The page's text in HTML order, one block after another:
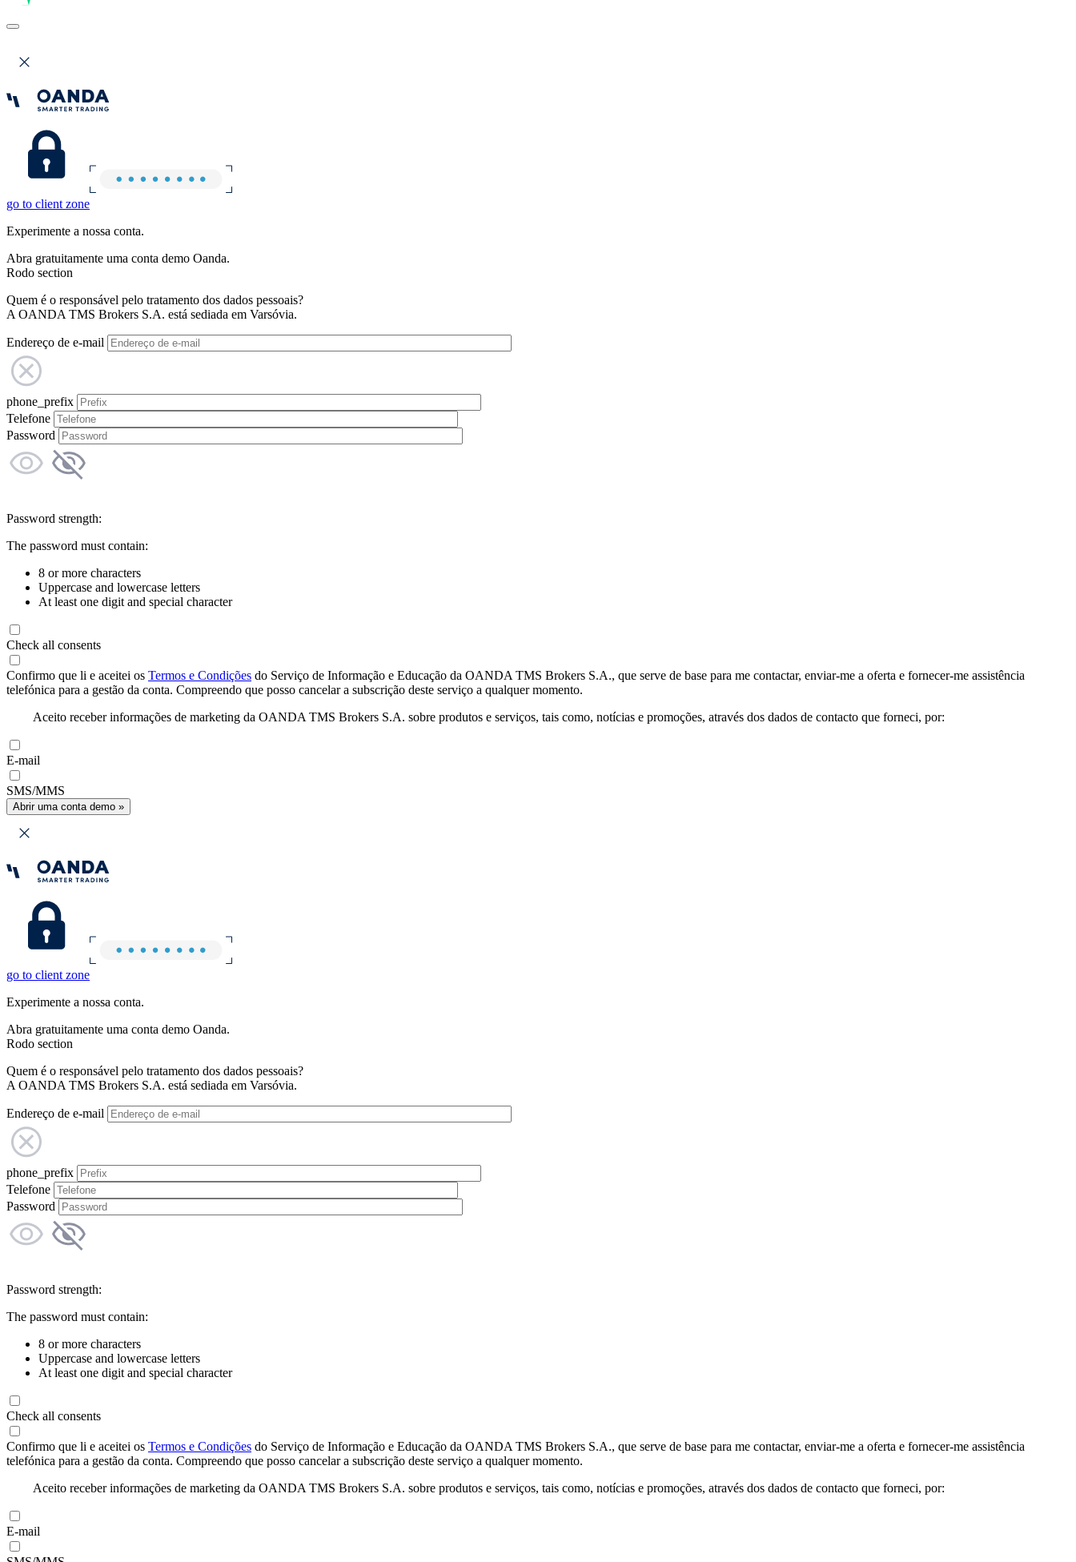
go to client zone
Experimente a nossa conta.
Abra gratuitamente uma conta demo Oanda.
Rodo section
Quem é o responsável pelo tratamento dos dados pessoais?
A OANDA TMS Brokers S.A. está sediada em Varsóvia.
Endereço de e-mail
phone_prefix
Telefone
Password
Password strength:
The password must contain:
8 or more characters
Uppercase and lowercase letters
At least one digit and special character
Check all consents
Confirmo que li e aceitei os Termos e Condições do Serviço de Informação e Educação da OANDA TMS Brokers S.A., que serve de base para me contactar, enviar-me a oferta e fornecer-me assistência
telefónica para a gestão da conta. Compreendo que posso cancelar a subscrição deste serviço a qualquer momento.
Aceito receber informações de marketing da OANDA TMS Brokers S.A. sobre produtos e serviços, tais como, notícias e promoções, através dos dados de contacto que forneci, por:
E-mail
SMS/MMS
Abrir uma conta demo »
go to client zone
Experimente a nossa conta.
Abra gratuitamente uma conta demo Oanda.
Rodo section
Quem é o responsável pelo tratamento dos dados pessoais?
A OANDA TMS Brokers S.A. está sediada em Varsóvia.
Endereço de e-mail
phone_prefix
Telefone
Password
Password strength:
The password must contain:
8 or more characters
Uppercase and lowercase letters
At least one digit and special character
Check all consents
Confirmo que li e aceitei os Termos e Condições do Serviço de Informação e Educação da OANDA TMS Brokers S.A., que serve de base para me contactar, enviar-me a oferta e fornecer-me assistência
telefónica para a gestão da conta. Compreendo que posso cancelar a subscrição deste serviço a qualquer momento.
Aceito receber informações de marketing da OANDA TMS Brokers S.A. sobre produtos e serviços, tais como, notícias e promoções, através dos dados de contacto que forneci, por:
E-mail